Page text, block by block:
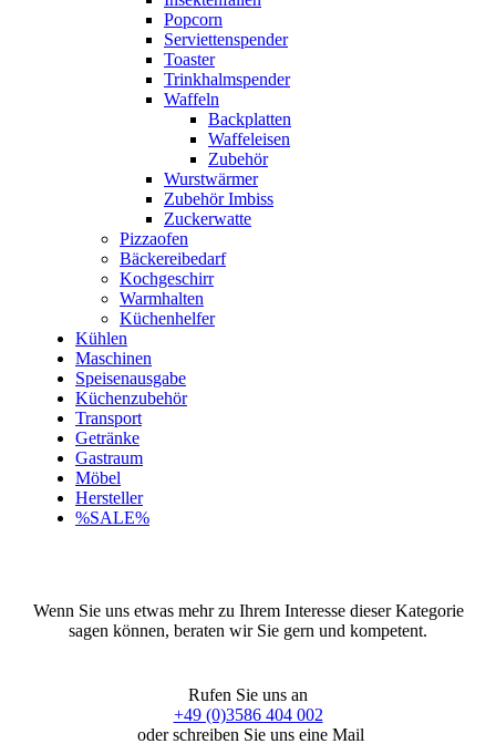
Popcorn
Serviettenspender
Toaster
Trinkhalmspender
Waffeln
Backplatten
Waffeleisen
Zubehör
Wurstwärmer
Zubehör Imbiss
Zuckerwatte
Pizzaofen
Bäckereibedarf
Kochgeschirr
Warmhalten
Küchenhelfer
Kühlen
Maschinen
Speisenausgabe
Küchenzubehör
Transport
Getränke
Gastraum
Möbel
Hersteller
%SALE%
Wenn Sie uns etwas mehr zu Ihrem Interesse dieser Kategorie
sagen können, beraten wir Sie gern und kompetent.
Rufen Sie uns an
+49 (0)3586 404 002
oder schreiben Sie uns eine Mail